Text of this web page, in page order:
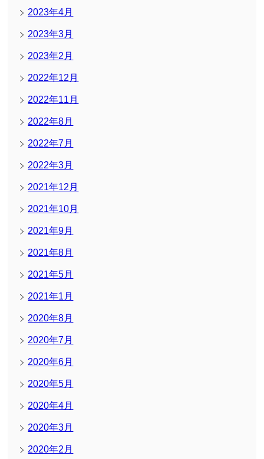
2023年4月
2023年3月
2023年2月
2022年12月
2022年11月
2022年8月
2022年7月
2022年3月
2021年12月
2021年10月
2021年9月
2021年8月
2021年5月
2021年1月
2020年8月
2020年7月
2020年6月
2020年5月
2020年4月
2020年3月
2020年2月